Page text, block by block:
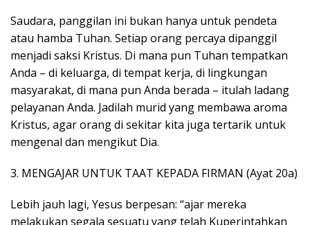
Saudara, panggilan ini bukan hanya untuk pendeta
atau hamba Tuhan. Setiap orang percaya dipanggil
menjadi saksi Kristus. Di mana pun Tuhan tempatkan
Anda – di keluarga, di tempat kerja, di lingkungan
masyarakat, di mana pun Anda berada – itulah ladang
pelayanan Anda. Jadilah murid yang membawa aroma
Kristus, agar orang di sekitar kita juga tertarik untuk
mengenal dan mengikut Dia.
3. MENGAJAR UNTUK TAAT KEPADA FIRMAN (Ayat 20a)
Lebih jauh lagi, Yesus berpesan: “ajar mereka
melakukan segala sesuatu yang telah Kuperintahkan